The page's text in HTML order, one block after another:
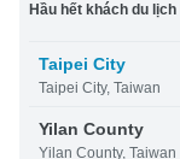
Hầu hết khách du
Taipei City
Taipei City, Taiwan
Yilan County
Yilan County, Taiwan